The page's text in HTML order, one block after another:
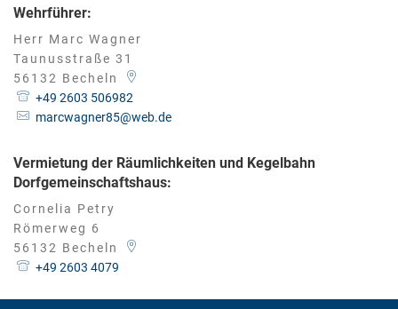
Wehrführer:
Herr Marc Wagner
Taunusstraße 31
56132 Becheln
+49 2603 506982
marcwagner85@web.de
Vermietung der Räumlichkeiten und Kegelbahn
Dorfgemeinschaftshaus:
Cornelia Petry
Römerweg 6
56132 Becheln
+49 2603 4079